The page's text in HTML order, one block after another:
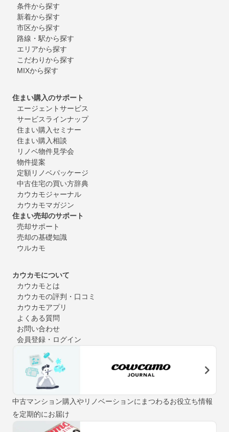
条件から探す
新着から探す
市区から探す
路線・駅から探す
エリアから探す
こだわりから探す
MIXから探す
住まい購入のサポート
エージェントサービス
サービスラインナップ
住まい購入セミナー
住まい購入相談
リノベ物件見学会
物件提案
定額リノベパッケージ
中古住宅の買い方辞典
カウカモジャーナル
カウカモマガジン
住まい売却のサポート
売却サポート
売却の基礎知識
ウルカモ
カウカモについて
カウカモとは
カウカモの評判・口コミ
カウカモアプリ
よくある質問
お問い合わせ
会員登録・ログイン
中古マンション購入やリノベーションにまつわるお役立ち情報
を定期的にお届け